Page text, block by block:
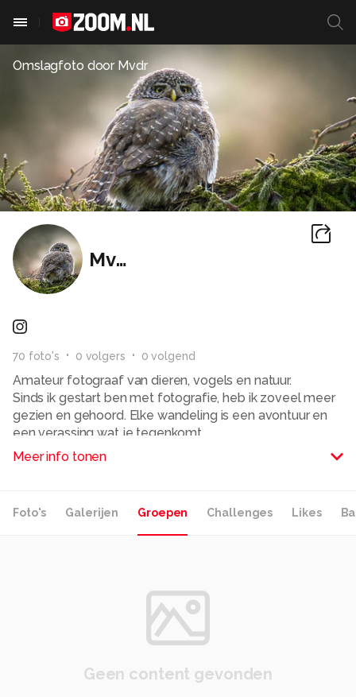
Omslagfoto door Mvdr
Mvdr
70 foto's 0 volgers 0 volgend
Amateur fotograaf van dieren, vogels en natuur.
Sinds ik gestart ben met fotografie, heb ik zoveel meer
gezien en gehoord. Elke wandeling is een avontuur en
een verassing wat je tegenkomt.
Alle rechten voorbehouden
Meer info tonen
Foto's Galerijen Groepen Challenges Likes
Geen content gevonden